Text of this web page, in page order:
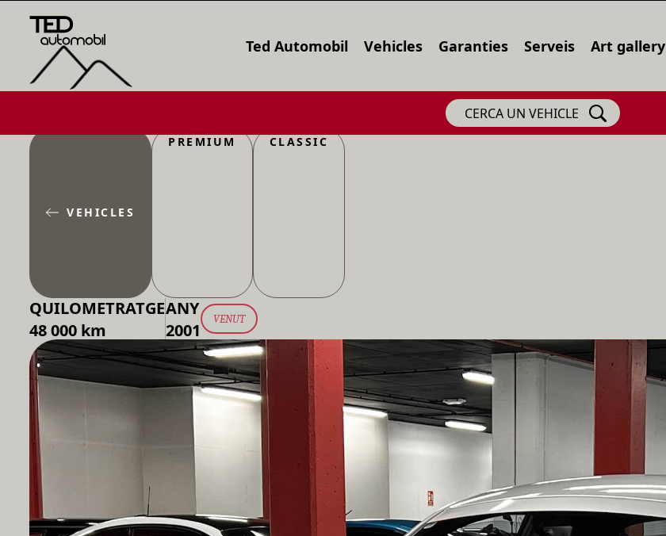
Ted Automobil Vehicles Garanties Serveis Art gallery
CERCA UN VEHICLE
VEHICLES
PREMIUM CLASSIC
QUILOMETRATGE
48 000 km
ANY
2001
VENUT